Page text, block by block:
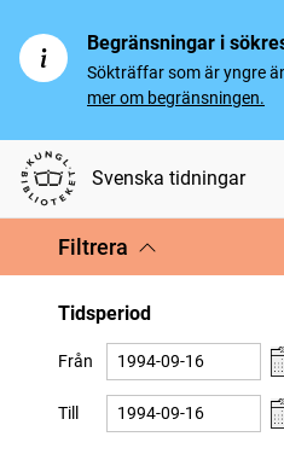
Begränsningar i
Sökträffar som är yngre
mer om begränsningen.
Svenska tidningar
Filtrera
Tidsperiod
Från
Till